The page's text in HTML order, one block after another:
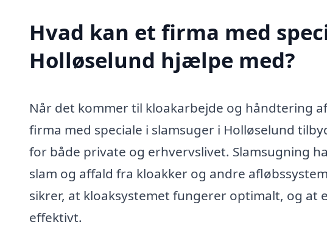
Hvad kan et firma med
Holløselund hjælpe med?
Når det kommer til kloakarbejde og håndtering
firma med speciale i slamsuger i Holløselund
for både private og erhvervslivet. Slamsugning
slam og affald fra kloakker og andre
sikrer, at kloaksystemet fungerer optimalt, og at
effektivt.